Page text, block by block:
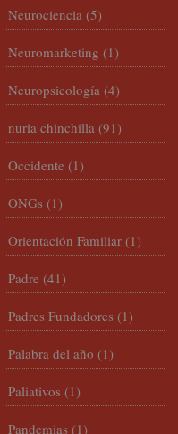
Neurociencia (5)
Neuromarketing (1)
Neuropsicología (4)
nuria chinchilla (91)
Occidente (1)
ONGs (1)
Orientación Familiar (1)
Padre (41)
Padres Fundadores (1)
Palabra del año (1)
Paliativos (1)
Pandemias (1)